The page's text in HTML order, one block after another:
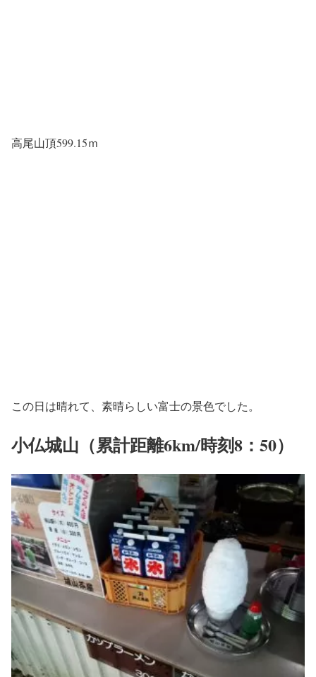
高尾山頂599.15ｍ
この日は晴れて、素晴らしい富士の景色でした。
小仏城山（累計距離6km/時刻8：50）